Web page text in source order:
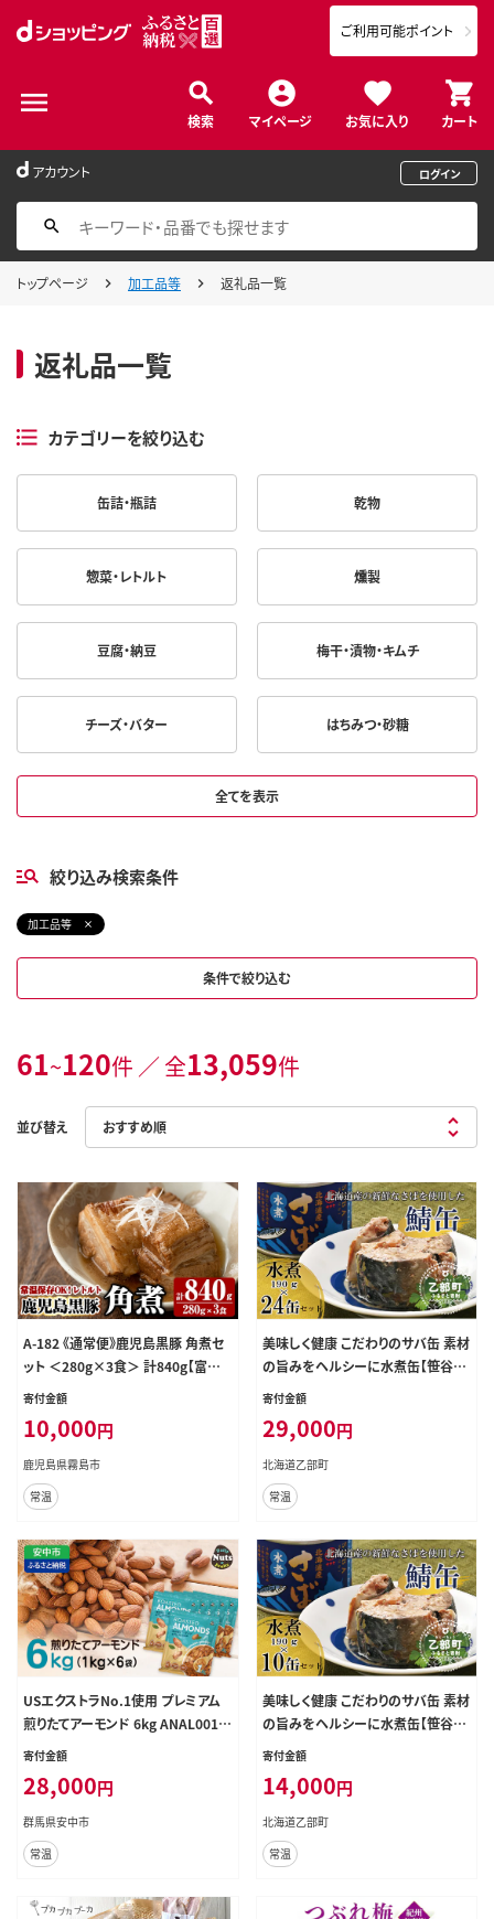
検索 マイページ お気に入り カート
ご利用可能ポイント
アカウント ログイン
トップページ 加工品等 返礼品一覧
返礼品一覧
カテゴリーを絞り込む
缶詰・瓶詰 乾物
惣菜・レトルト 燻製
豆腐・納豆 梅干・漬物・キムチ
チーズ・バター はちみつ・砂糖
全てを表示
絞り込み検索条件
加工品等
条件で絞り込む
61~120件 ／ 全13,059件
並び替え
A-182 《通常便》鹿児島黒豚 角煮セ
ット ＜280g×3食＞ 計840g【富士
食品】霧島市 豚肉 惣菜 レトルト 豚
常温 常温保存
寄付金額
10,000円
鹿児島県霧島市
常温
美味しく健康 こだわりのサバ缶 素材
の旨みをヘルシーに水煮缶【笹谷商
店さば水煮缶：24缶】＜ スピード発
g 北海道 国産 北海道産 道産 笹谷
商店 釧之助 缶詰 魚介 魚介類 海産
物 非常食 備蓄 防災 キャンプ 常温
人気 ランキング ふるさと納税 贈答
菜 和食 弁当 笹谷商店 水煮 塩 晩酌
父の日 ＞
寄付金額
29,000円
北海道乙部町
常温
USエクストラNo.1使用 プレミアム
煎りたてアーモンド 6kg ANAL001 /
ナッツ 素焼きアーモンド 無添加 ド
地直輸入 無塩 添加物不使用 植物油
不使用 防災食品 防災用 非常食 保
存食 備蓄食 おつまみ おやつ 大容量
ふるさと納税ナッツ 業務用 ダイエッ
寄付金額
28,000円
群馬県安中市
常温
美味しく健康 こだわりのサバ缶 素材
の旨みをヘルシーに水煮缶【笹谷商
店さば水煮缶：10缶】＜ スピード発
北海道 国産 北海道産 道産 笹谷商
店 釧之助 缶詰 魚介 魚介類 海産物
非常食 備蓄 防災 キャンプ 常温 人
気 ランキング ふるさと納税 贈答品
和食 弁当 笹谷商店 水煮 塩 晩酌 父
寄付金額
14,000円
北海道乙部町
常温